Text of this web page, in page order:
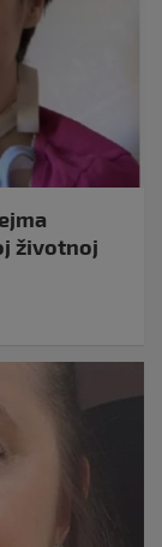
životnoj